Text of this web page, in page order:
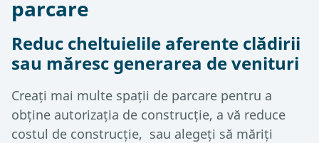
parcare
Reduc cheltuielile aferente clădirii
sau măresc generarea de venituri
Creați mai multe spații de parcare pentru a
obține autorizația de construcție, a vă reduce
costul de construcție, sau alegeți să măriți